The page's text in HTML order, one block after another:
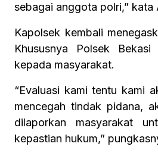
sebagai anggota polri,” kata
Kapolsek kembali
Khususnya Polsek
kepada masyarakat.
“Evaluasi kami tentu kami
mencegah tindak pidana,
dilaporkan masyarakat
kepastian hukum,”